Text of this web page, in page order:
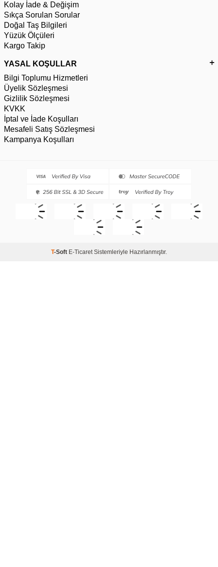
Kolay İade & Değişim
Sıkça Sorulan Sorular
Doğal Taş Bilgileri
Yüzük Ölçüleri
Kargo Takip
YASAL KOŞULLAR
Bilgi Toplumu Hizmetleri
Üyelik Sözleşmesi
Gizlilik Sözleşmesi
KVKK
İptal ve İade Koşulları
Mesafeli Satış Sözleşmesi
Kampanya Koşulları
T-Soft E-Ticaret Sistemleriyle Hazırlanmıştır.